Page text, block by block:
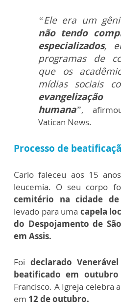
“Ele era um
não tendo
especializados,
programas de
que os
mídias sociais
humana”,
Vatican News.
Processo de
Carlo faleceu aos 15
leucemia. O seu corpo
cemitério na cidade de
levado para uma capela
do Despojamento de
em Assis.
Foi declarado
beatificado em outubro
Francisco. A Igreja celebra
em 12 de outubro.